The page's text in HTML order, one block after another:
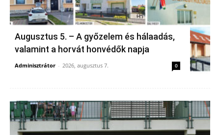
Augusztus 5. – A győzelem és hálaadás,
valamint a horvát honvédők napja
Adminisztrátor - 2026, augusztus 7. 0